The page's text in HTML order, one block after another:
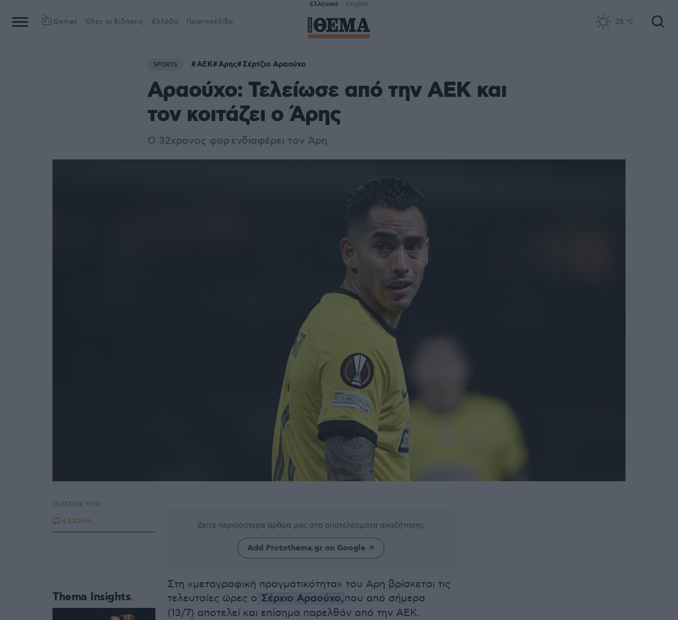
Ελληνικά English
Games Όλες οι Ειδήσεις Ελλάδα Πρωτοσέλιδα 25 °C
SPORTS ΑΕΚ Άρης Σέρτζιο Αραούχο
Αραούχο: Τελείωσε από την ΑΕΚ και
τον κοιτάζει ο Άρης
Ο 32χρονος φορ ενδιαφέρει τον Άρη
Δείτε περισσότερα άρθρα μας στα αποτελέσματα αναζήτησης
Add Protothema.gr on Google
Στη «μεταγραφική πραγματικότητα» του Αρη βρίσκεται τις
τελευταίες ώρες ο Σέρχιο Αραούχο, που από σήμερα
(13/7) αποτελεί και επίσημα παρελθόν από την ΑΕΚ.
13.07.2024, 17:02
6 ΣΧΟΛΙΑ
Thema Insights